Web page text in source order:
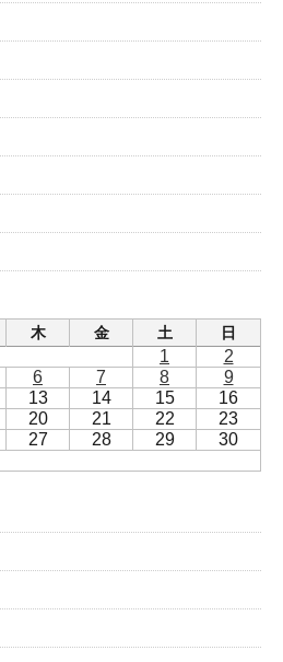
木 金 土 日
1
2
6 7 8
9
13 14 15
16
20 21 22
23
27 28 29
30